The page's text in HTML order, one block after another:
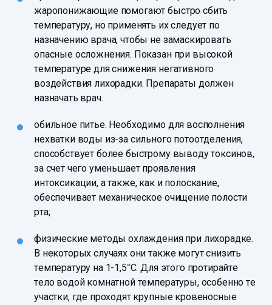
жаропонижающие помогают быстро сбить
температуру, но применять их следует по
назначению врача, чтобы не замаскировать
опасные осложнения. Показан при высокой
температуре для снижения негативного
воздействия лихорадки. Препараты должен
назначать врач.
обильное питье. Необходимо для восполнения
нехватки воды из-за сильного потоотделения,
способствует более быстрому выводу токсинов,
за счет чего уменьшает проявления
интоксикации, а также, как и полоскание,
обеспечивает механическое очищение полости
рта;
физические методы охлаждения при лихорадке.
В некоторых случаях они также могут снизить
температуру на 1-1,5°C. Для этого протирайте
тело водой комнатной температуры, особенно те
участки, где проходят крупные кровеносные